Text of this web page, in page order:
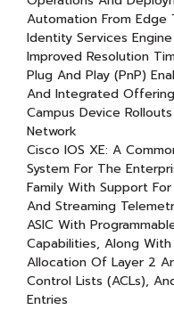
Automation From Edge
Identity Services
Improved Resolution
Plug And Play (PnP)
And Integrated
Campus Device
Network
Cisco IOS XE: A
System For The
Family With Support
And Streaming
ASIC With
Capabilities, Along
Allocation Of Layer 2
Control Lists (ACLs),
Entries